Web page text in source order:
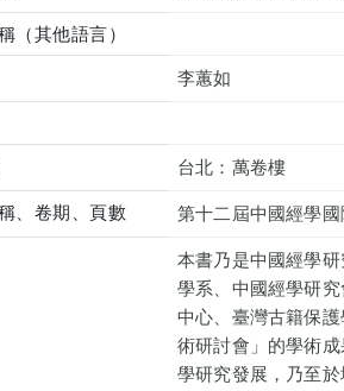
（其他語言）
李蕙如
台北：萬卷樓
、卷期、頁數 第十二屆中國經學
本書乃是中國經學
學系、中國經學研
中心、臺灣古籍保
術研討會」的學術
學研究發展，乃至